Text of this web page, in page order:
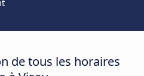
de tous les horaires